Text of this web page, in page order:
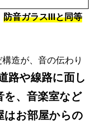
防音ガラスⅢと同等
造が、音の伝わり
路や線路に面し
を、音楽室など
はお部屋からの